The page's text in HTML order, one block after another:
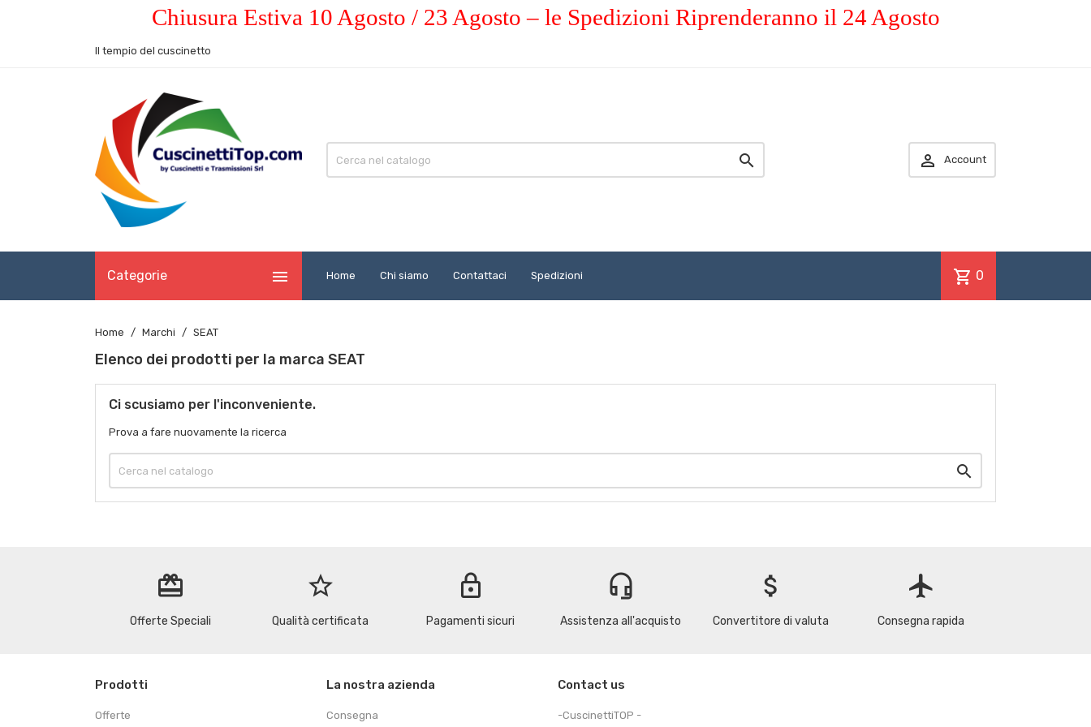
Chiusura Estiva 10 Agosto / 23 Agosto – le Spedizioni Riprenderanno il 24 Agosto
Il tempio del cuscinetto
  Account
Categorie  Home Chi siamo Contattaci Spedizioni shopping_cart 0
Home Marchi SEAT
Elenco dei prodotti per la marca SEAT
Ci scusiamo per l'inconveniente.
Prova a fare nuovamente la ricerca

redeem
Offerte Speciali
star_border
Qualità certificata
lock
Pagamenti sicuri
headset_mic
Assistenza all'acquisto
attach_money
Convertitore di valuta
flight
Consegna rapida
Prodotti
Offerte
La nostra azienda
Consegna
Contact us
-CuscinettiTOP -